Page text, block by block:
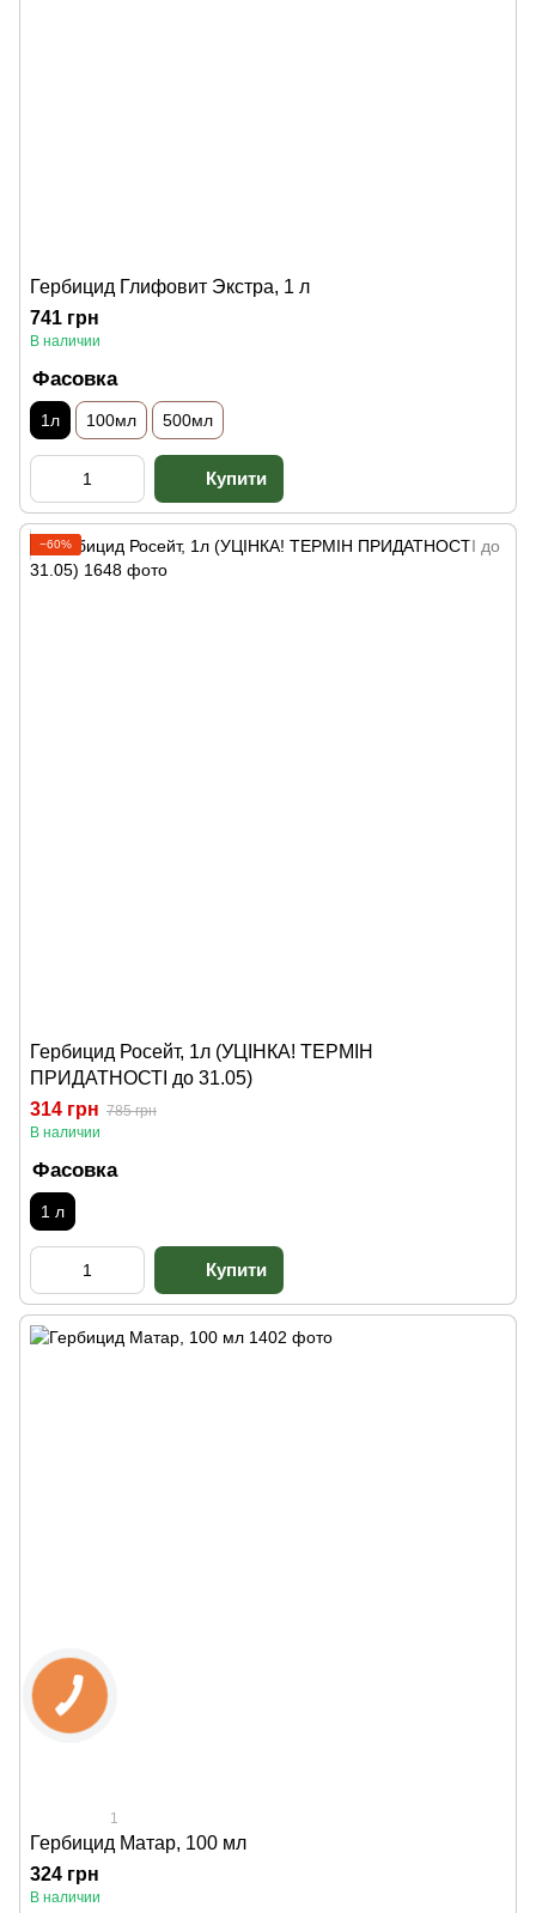
Гербицид Глифовит Экстра, 1 л
741 грн
В наличии
Фасовка
1л 100мл 500мл
−60%
Гербицид Росейт, 1л (УЦІНКА! ТЕРМІН
ПРИДАТНОСТІ до 31.05)
314 грн 785 грн
В наличии
Фасовка
1 л
1
Гербицид Матар, 100 мл
324 грн
В наличии